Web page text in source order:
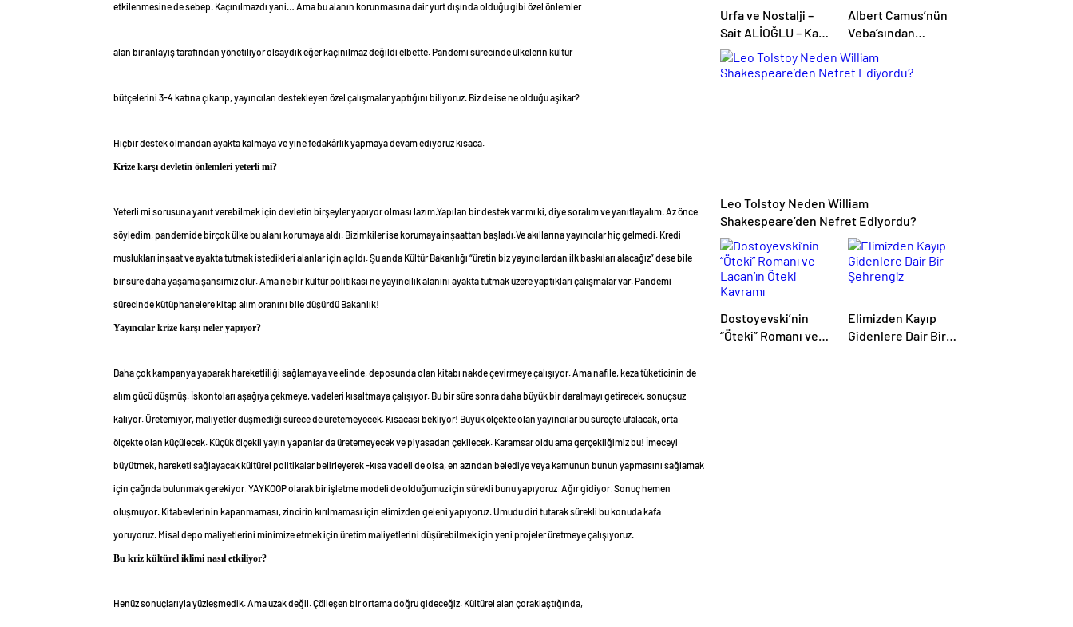
etkilenmesine de sebep. Kaçınılmazdı yani… Ama bu alanın korunmasına dair yurt dışında olduğu gibi özel önlemler
alan bir anlayış tarafından yönetiliyor olsaydık eğer kaçınılmaz değildi elbette. Pandemi sürecinde ülkelerin kültür
bütçelerini 3-4 katına çıkarıp, yayıncıları destekleyen özel çalışmalar yaptığını biliyoruz. Biz de ise ne olduğu aşikar?
Hiçbir destek olmandan ayakta kalmaya ve yine fedakârlık yapmaya devam ediyoruz kısaca.
Krize karşı devletin önlemleri yeterli mi?
Yeterli mi sorusuna yanıt verebilmek için devletin birşeyler yapıyor olması lazım.Yapılan bir destek var mı ki, diye soralım ve yanıtlayalım. Az önce
söyledim, pandemide birçok ülke bu alanı korumaya aldı. Bizimkiler ise korumaya inşaattan başladı.Ve akıllarına yayıncılar hiç gelmedi. Kredi
muslukları inşaat ve ayakta tutmak istedikleri alanlar için açıldı. Şu anda Kültür Bakanlığı “üretin biz yayıncılardan ilk baskıları alacağız” dese bile
bir süre daha yaşama şansımız olur. Ama ne bir kültür politikası ne yayıncılık alanını ayakta tutmak üzere yaptıkları çalışmalar var. Pandemi
sürecinde kütüphanelere kitap alım oranını bile düşürdü Bakanlık!
Yayıncılar krize karşı neler yapıyor?
Daha çok kampanya yaparak hareketliliği sağlamaya ve elinde, deposunda olan kitabı nakde çevirmeye çalışıyor. Ama nafile, keza tüketicinin de
alım gücü düşmüş. İskontoları aşağıya çekmeye, vadeleri kısaltmaya çalışıyor. Bu bir süre sonra daha büyük bir daralmayı getirecek, sonuçsuz
kalıyor. Üretemiyor, maliyetler düşmediği sürece de üretemeyecek. Kısacası bekliyor! Büyük ölçekte olan yayıncılar bu süreçte ufalacak, orta
ölçekte olan küçülecek. Küçük ölçekli yayın yapanlar da üretemeyecek ve piyasadan çekilecek. Karamsar oldu ama gerçekliğimiz bu! İmeceyi
büyütmek, hareketi sağlayacak kültürel politikalar belirleyerek -kısa vadeli de olsa, en azından belediye veya kamunun bunun yapmasını sağlamak
için çağrıda bulunmak gerekiyor. YAYKOOP olarak bir işletme modeli de olduğumuz için sürekli bunu yapıyoruz. Ağır gidiyor. Sonuç hemen
oluşmuyor. Kitabevlerinin kapanmaması, zincirin kırılmaması için elimizden geleni yapıyoruz. Umudu diri tutarak sürekli bu konuda kafa
yoruyoruz. Misal depo maliyetlerini minimize etmek için üretim maliyetlerini düşürebilmek için yeni projeler üretmeye çalışıyoruz.
Bu kriz kültürel iklimi nasıl etkiliyor?
Henüz sonuçlarıyla yüzleşmedik. Ama uzak değil. Çölleşen bir ortama doğru gideceğiz. Kültürel alan çoraklaştığında,
Urfa ve Nostalji –
Sait ALİOĞLU – Kara
Tahta
Albert Camus’nün
Veba’sından
Öğrenebileceklerimiz
(ve Öğrenmememiz
Gerekenler)
Leo Tolstoy Neden William
Shakespeare’den Nefret Ediyordu?
Dostoyevski’nin
“Öteki” Romanı ve
Elimizden Kayıp
Gidenlere Dair Bir